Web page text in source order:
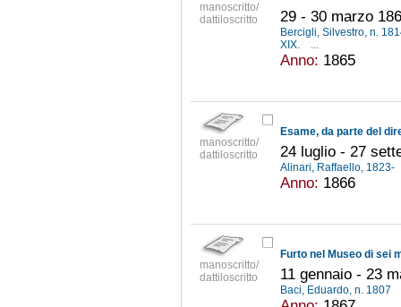
manoscritto/
dattiloscritto
29 - 30 marzo
Bercigli, Silvestro, n.
XIX.
...
Anno: 1865
manoscritto/
dattiloscritto
24 luglio - 27
Alinari, Raffaello, 1823-
Anno: 1866
manoscritto/
dattiloscritto
11 gennaio - 23
Baci, Eduardo, n. 1807